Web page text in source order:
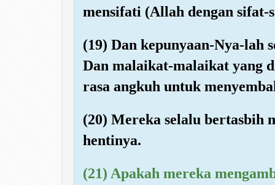
mensifati (Allah dengan
(19) Dan kepunyaan-Nya-lah
Dan malaikat-malaikat yang
rasa angkuh untuk
(20) Mereka selalu bertasbih
hentinya.
(21) Apakah mereka